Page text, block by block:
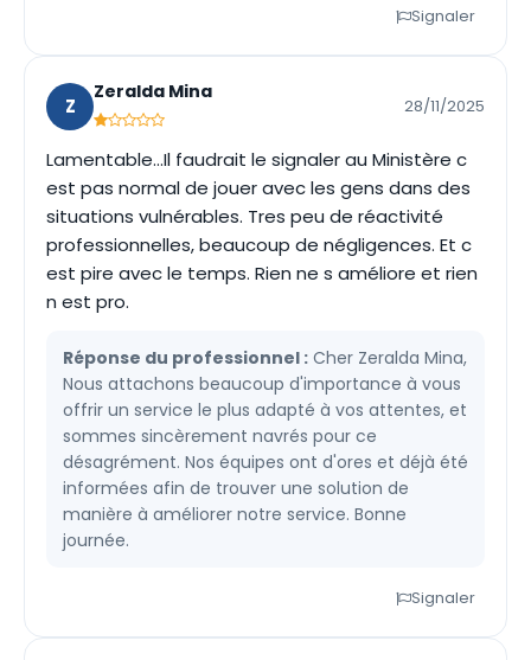
Signaler
Z
Zeralda Mina
28/11/2025
Lamentable...Il faudrait le signaler au Ministère c
est pas normal de jouer avec les gens dans des
situations vulnérables. Tres peu de réactivité
professionnelles, beaucoup de négligences. Et c
est pire avec le temps. Rien ne s améliore et rien
n est pro.
Réponse du professionnel : Cher Zeralda Mina,
Nous attachons beaucoup d'importance à vous
offrir un service le plus adapté à vos attentes, et
sommes sincèrement navrés pour ce
désagrément. Nos équipes ont d'ores et déjà été
informées afin de trouver une solution de
manière à améliorer notre service. Bonne
journée.
Signaler